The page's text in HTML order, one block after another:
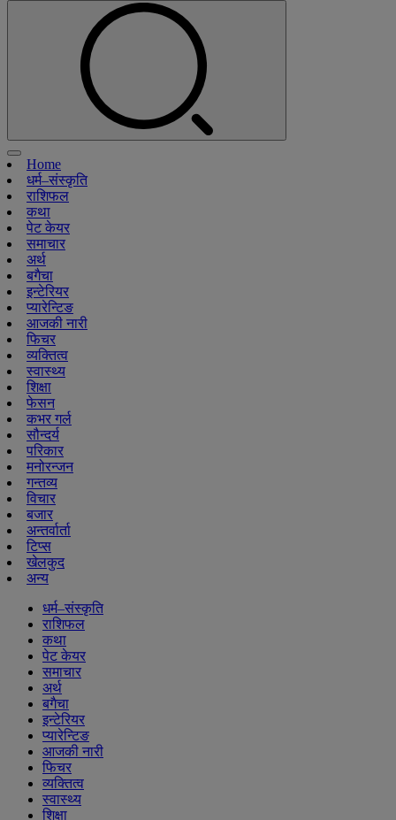
Home
धर्म–संस्कृति
राशिफल
कथा
पेट केयर
समाचार
अर्थ
बगैचा
इन्टेरियर
प्यारेन्टिङ
आजकी नारी
फिचर
व्यक्तित्व
स्वास्थ्य
शिक्षा
फेसन
कभर गर्ल
सौन्दर्य
परिकार
मनोरन्जन
गन्तव्य
विचार
बजार
अन्तर्वार्ता
टिप्स
खेलकुद
अन्य
धर्म–संस्कृति
राशिफल
कथा
पेट केयर
समाचार
अर्थ
बगैचा
इन्टेरियर
प्यारेन्टिङ
आजकी नारी
फिचर
व्यक्तित्व
स्वास्थ्य
शिक्षा